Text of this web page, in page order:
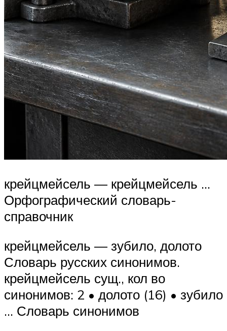
крейцмейсель — крейцмейсель …
Орфографический словарь-
справочник
крейцмейсель — зубило, долото
Словарь русских синонимов.
крейцмейсель сущ., кол во
синонимов: 2 • долото (16) • зубило
… Словарь синонимов